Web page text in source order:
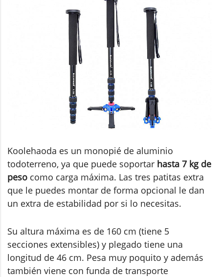
Koolehaoda es un monopié de aluminio
todoterreno, ya que puede soportar hasta 7 kg de
peso como carga máxima. Las tres patitas extra
que le puedes montar de forma opcional le dan
un extra de estabilidad por si lo necesitas.
Su altura máxima es de 160 cm (tiene 5
secciones extensibles) y plegado tiene una
longitud de 46 cm. Pesa muy poquito y además
también viene con funda de transporte